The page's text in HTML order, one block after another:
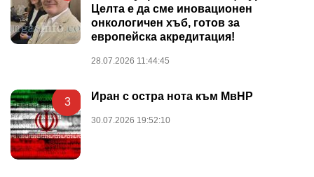
Целта е да сме иновационен
онкологичен хъб, готов за
европейска акредитация!
28.07.2026 11:44:45
3 Иран с остра нота към МвНР
30.07.2026 19:52:10